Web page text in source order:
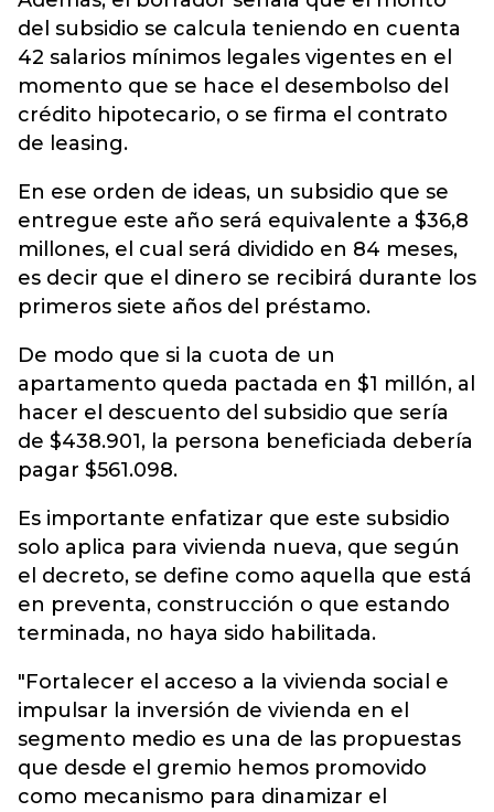
del subsidio se calcula teniendo en cuenta
42 salarios mínimos legales vigentes en el
momento que se hace el desembolso del
crédito hipotecario, o se firma el contrato
de leasing.
En ese orden de ideas, un subsidio que se
entregue este año será equivalente a $36,8
millones, el cual será dividido en 84 meses,
es decir que el dinero se recibirá durante los
primeros siete años del préstamo.
De modo que si la cuota de un
apartamento queda pactada en $1 millón, al
hacer el descuento del subsidio que sería
de $438.901, la persona beneficiada debería
pagar $561.098.
Es importante enfatizar que este subsidio
solo aplica para vivienda nueva, que según
el decreto, se define como aquella que está
en preventa, construcción o que estando
terminada, no haya sido habilitada.
"Fortalecer el acceso a la vivienda social e
impulsar la inversión de vivienda en el
segmento medio es una de las propuestas
que desde el gremio hemos promovido
como mecanismo para dinamizar el